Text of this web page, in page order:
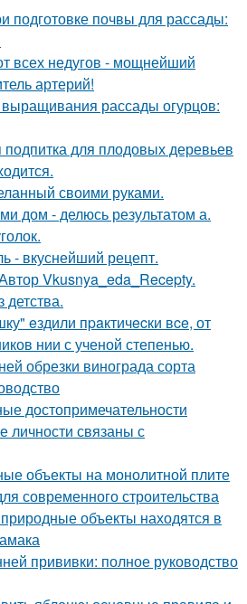
подготовке почвы для рассады:
всех недугов - мощнейший
артерий!
рассады огурцов:
для плодовых деревьев
своими руками.
дом - делюсь результатом а.
- вкуснейший рецепт.
Vkusnya_eda_Recepty.
eздили пpaктичecки вce, от
нии с ученой степенью.
обрезки винограда сорта
достопримечательности
личности связаны с
объекты на монолитной плите
современного строительства
объекты находятся в
прививки: полное руководство